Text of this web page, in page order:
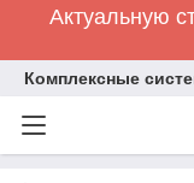
Актуальную
Комплексные